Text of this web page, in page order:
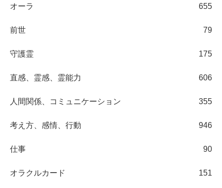
オーラ 655
前世 79
守護霊 175
直感、霊感、霊能力 606
人間関係、コミュニケーション 355
考え方、感情、行動 946
仕事 90
オラクルカード 151